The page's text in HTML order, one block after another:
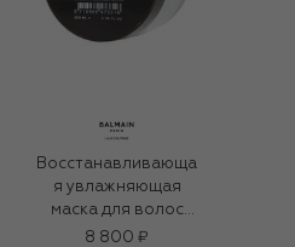
Восстанавливающа
я увлажняющая
маска для волос
(200ml)
8 800 ₽